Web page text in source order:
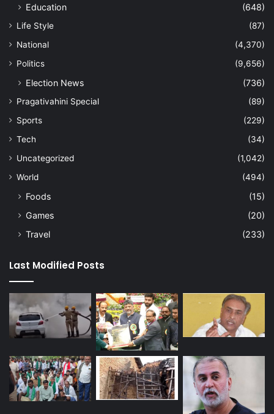
Education
(648)
Life Style
(87)
National
(4,370)
Politics
(9,656)
Election News (736)
Pragativahini Special
(89)
Sports
(229)
Tech
(34)
Uncategorized
(1,042)
World
(494)
Foods
(15)
Games
(20)
Travel
(233)
Last Modified Posts